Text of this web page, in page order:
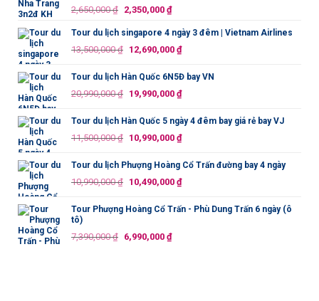
1,150,000 ₫.
2,650,000₫ Giá
là:
2,650,000 ₫.
2,350,000 ₫Giá
tại
là:
Tour du lịch singapore 4 ngày 3 đêm | Vietnam Airlines
13,500,000₫ Giá
là:
13,500,000 ₫.
12,690,000 ₫Giá
tại
là:
Tour du lịch Hàn Quốc 6N5Đ bay VN
20,990,000₫ Giá
là:
20,990,000 ₫.
19,990,000 ₫Giá
tại
là:
Tour du lịch Hàn Quốc 5 ngày 4 đêm bay giá rẻ bay VJ
11,500,000₫ Giá
là:
11,500,000 ₫.
10,990,000 ₫Giá
tại
là:
Tour du lịch Phượng Hoàng Cổ Trấn đường bay 4 ngày
10,990,000₫ Giá
là:
10,490,000 ₫Giá
tại
Tour Phượng Hoàng Cổ Trấn - Phù Dung Trấn 6 ngày (ô
tô)
7,390,000₫ Giá
6,990,000 ₫Giá